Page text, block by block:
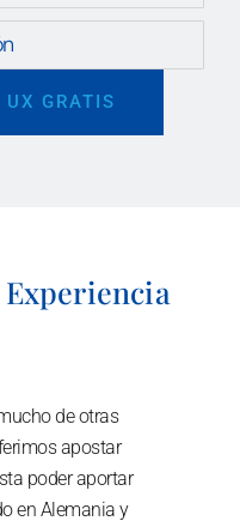
GRATIS
de otras
apostar
poder aportar
en Alemania y